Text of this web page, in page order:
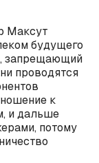
Максут
будущего
запрещающий
проводятся
к
и дальше
потому